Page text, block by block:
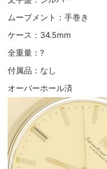
ムーブメント：手巻き
ケース：34.5mm
全重量：?
付属品：なし
オーバーホール済